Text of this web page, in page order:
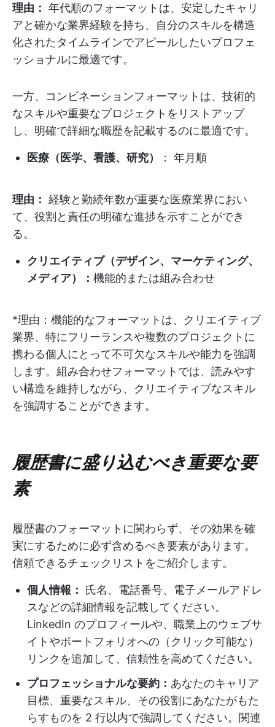
理由： 年代順のフォーマットは、安定したキャリ
アと確かな業界経験を持ち、自分のスキルを構造
化されたタイムラインでアピールしたいプロフェ
ッショナルに最適です。
一方、コンビネーションフォーマットは、技術的
なスキルや重要なプロジェクトをリストアップ
し、明確で詳細な職歴を記載するのに最適です。
医療（医学、看護、研究） ： 年月順
理由： 経験と勤続年数が重要な医療業界におい
て、役割と責任の明確な進捗を示すことができ
る。
クリエイティブ（デザイン、マーケティング、
メディア）： 機能的または組み合わせ
*理由：機能的なフォーマットは、クリエイティブ
業界、特にフリーランスや複数のプロジェクトに
携わる個人にとって不可欠なスキルや能力を強調
します。組み合わせフォーマットでは、読みやす
い構造を維持しながら、クリエイティブなスキル
を強調することができます。
履歴書に盛り込むべき重要な要
素
履歴書のフォーマットに関わらず、その効果を確
実にするために必ず含めるべき要素があります。
信頼できるチェックリストをご紹介します。
個人情報：
氏名、電話番号、電子メールアドレ
スなどの詳細情報を記載してください。
LinkedIn のプロフィールや、職業上のウェブサ
イトやポートフォリオへの（クリック可能な）
リンクを追加して、信頼性を高めてください。
プロフェッショナルな要約： あなたのキャリア
目標、重要なスキル、その役割にあなたがもた
らすものを 2 行以内で強調してください。関連